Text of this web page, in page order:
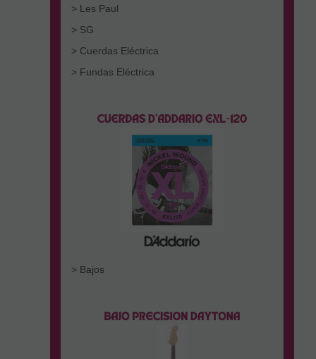
> Les Paul
> SG
> Cuerdas Eléctrica
> Fundas Eléctrica
> Bajos